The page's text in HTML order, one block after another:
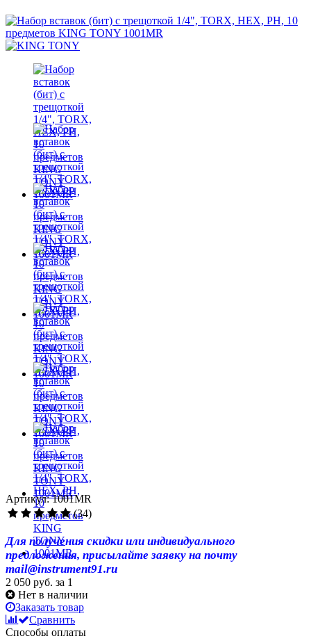
Артикул: 1001MR
(34)
Для получения скидки или индивидуального
предложения, присылайте заявку на почту
mail@instrument91.ru
2 050 руб. за 1
Нет в наличии
Заказать товар
Сравнить
Способы оплаты